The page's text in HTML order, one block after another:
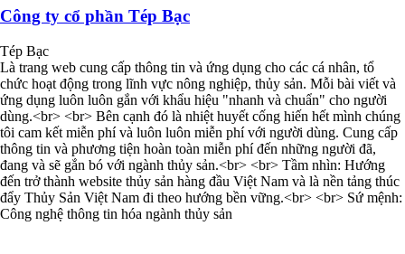
Công ty cổ phần Tép Bạc
Tép Bạc
Là trang web cung cấp thông tin và ứng dụng cho các cá nhân, tổ
chức hoạt động trong lĩnh vực nông nghiệp, thủy sản. Mỗi bài viết và
ứng dụng luôn luôn gắn với khẩu hiệu "nhanh và chuẩn" cho người
dùng.<br> <br> Bên cạnh đó là nhiệt huyết cống hiến hết mình chúng
tôi cam kết miễn phí và luôn luôn miễn phí với người dùng. Cung cấp
thông tin và phương tiện hoàn toàn miễn phí đến những người đã,
đang và sẽ gắn bó với ngành thủy sản.<br> <br> Tầm nhìn: Hướng
đến trở thành website thủy sản hàng đầu Việt Nam và là nền tảng thúc
đẩy Thủy Sản Việt Nam đi theo hướng bền vững.<br> <br> Sứ mệnh:
Công nghệ thông tin hóa ngành thủy sản